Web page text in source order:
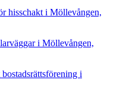
hisschakt i Möllevången,
i Möllevången,
i